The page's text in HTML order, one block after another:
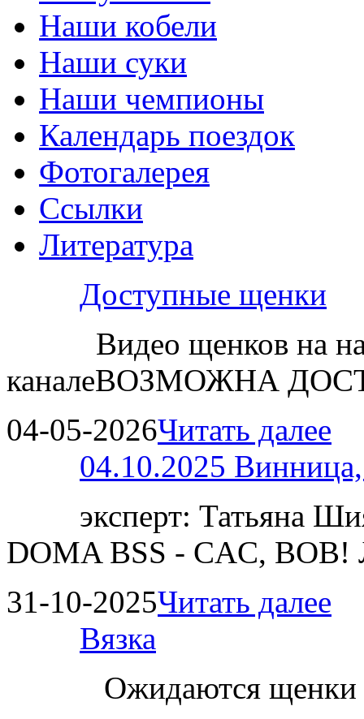
Наши кобели
Наши суки
Наши чемпионы
Календарь поездок
Фотогалерея
Ссылки
Литература
Доступные щенки
Видео щенков на
каналеВОЗМОЖНА
04-05-2026Читать далее
04.10.2025
эксперт: Татьяна
DOMA BSS - CAC,
31-10-2025Читать далее
Вязка
Ожидаются